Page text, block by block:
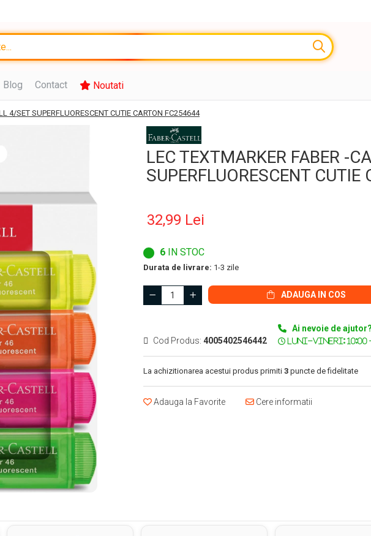
Blog Contact Noutati
4/SET SUPERFLUORESCENT CUTIE CARTON FC254644
LEC TEXTMARKER FABER -
SUPERFLUORESCENT
32,99 Lei
6 IN STOC
Durata de livrare: 1-3 zile
ADAUGA IN COS
Cod Produs: 4005402546442
Ai nevoie de ajutor?
La achizitionarea acestui produs primiti 3 puncte de fidelitate
Adauga la Favorite Cere informatii